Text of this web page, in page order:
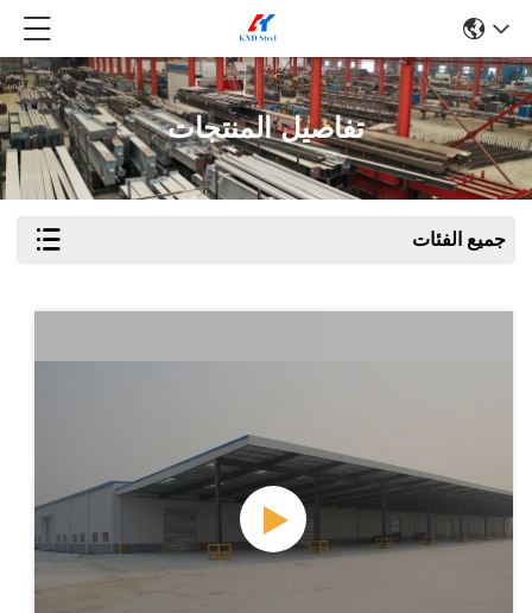
تفاصيل المنتجات
جميع الفئات